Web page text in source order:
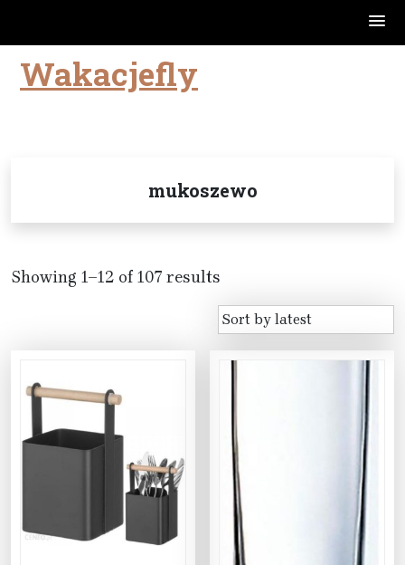
SkipWakacjefly
mukoszewo
Showing 1–12 of 107 results